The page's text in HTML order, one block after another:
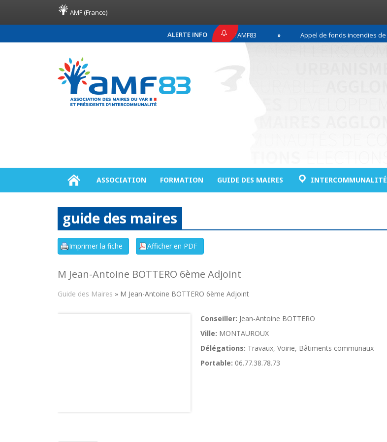
AMF (France)
ALERTE INFO
COMMUNIQUÉ DE PRESSE AMF83 Appel de fonds incendies de forêt
ASSOCIATION FORMATION GUIDE DES MAIRES INTERCOMMUNALITÉ
guide des maires
M Jean-Antoine BOTTERO 6ème Adjoint
Guide des Maires » M Jean-Antoine BOTTERO 6ème Adjoint
Conseiller: Jean-Antoine BOTTERO
Ville: MONTAUROUX
Délégations: Travaux, Voirie, Bâtiments communaux
Portable: 06.77.38.78.73